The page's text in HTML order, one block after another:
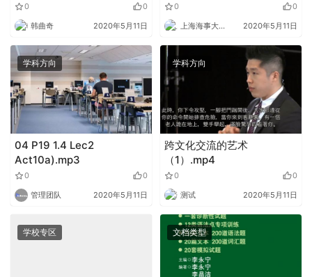
0 0
韩曲奇 2020年5月11日
0 0
上海海事大学外语 2020年5月11日
学科方向
04 P19 1.4 Lec2
Act10a).mp3
0 0
管理团队 2020年5月11日
学科方向
跨文化交流的艺术
（1）.mp4
0 0
测试 2020年5月11日
学校专区 文档类型